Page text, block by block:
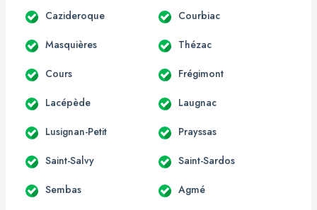
Cazideroque Courbiac
Masquières Thézac
Cours Frégimont
Lacépède Laugnac
Lusignan-Petit Prayssas
Saint-Salvy Saint-Sardos
Sembas Agmé